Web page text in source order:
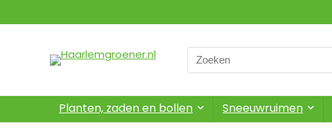
Search
for:
Planten, zaden en bollen Sneeuwruimen